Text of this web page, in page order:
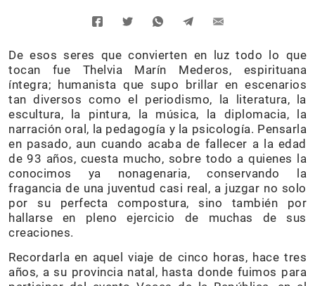
De esos seres que convierten en luz todo lo que
tocan fue Thelvia Marín Mederos, espirituana
íntegra; humanista que supo brillar en escenarios
tan diversos como el periodismo, la literatura, la
escultura, la pintura, la música, la diplomacia, la
narración oral, la pedagogía y la psicología. Pensarla
en pasado, aun cuando acaba de fallecer a la edad
de 93 años, cuesta mucho, sobre todo a quienes la
conocimos ya nonagenaria, conservando la
fragancia de una juventud casi real, a juzgar no solo
por su perfecta compostura, sino también por
hallarse en ple­no ejercicio de muchas de sus
creaciones.
Recordarla en aquel viaje de cinco horas, hace tres
años, a su provincia natal, hasta donde fuimos para